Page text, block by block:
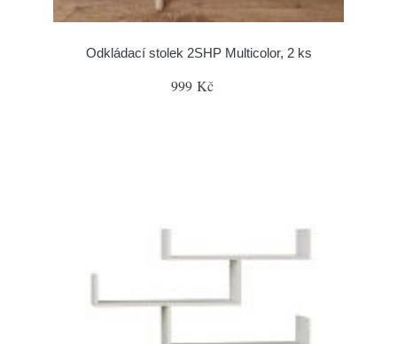
Odkládací stolek 2SHP Multicolor, 2 ks
999 Kč